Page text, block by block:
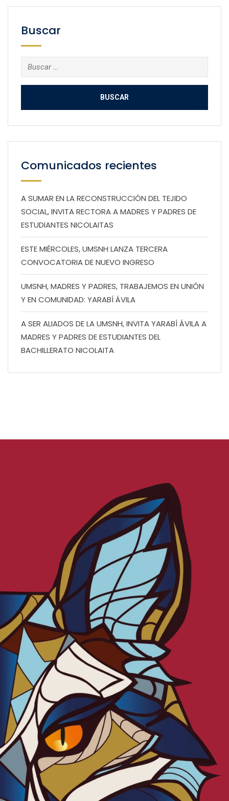
Buscar
Buscar:
Comunicados recientes
A SUMAR EN LA RECONSTRUCCIÓN DEL TEJIDO
SOCIAL, INVITA RECTORA A MADRES Y PADRES DE
ESTUDIANTES NICOLAITAS
ESTE MIÉRCOLES, UMSNH LANZA TERCERA
CONVOCATORIA DE NUEVO INGRESO
UMSNH, MADRES Y PADRES, TRABAJEMOS EN UNIÓN
Y EN COMUNIDAD: YARABÍ ÁVILA
A SER ALIADOS DE LA UMSNH, INVITA YARABÍ ÁVILA A
MADRES Y PADRES DE ESTUDIANTES DEL
BACHILLERATO NICOLAITA